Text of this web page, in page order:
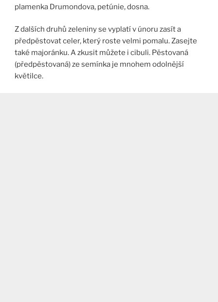
plamenka Drumondova, petúnie, dosna.
Z dalších druhů zeleniny se vyplatí v únoru zasít a
předpěstovat celer, který roste velmi pomalu. Zasejte
také majoránku. A zkusit můžete i cibuli. Pěstovaná
(předpěstovaná) ze semínka je mnohem odolnější
květilce.